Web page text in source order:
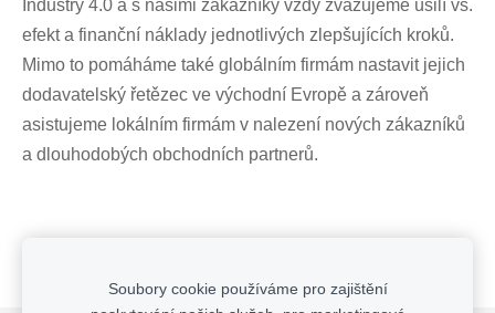
Industry 4.0 a s našimi zákazníky vždy zvažujeme úsilí vs.
efekt a finanční náklady jednotlivých zlepšujících kroků.
Mimo to pomáháme také globálním firmám nastavit jejich
dodavatelský řetězec ve východní Evropě a zároveň
asistujeme lokálním firmám v nalezení nových zákazníků
a dlouhodobých obchodních partnerů.
Soubory cookie používáme pro zajištění